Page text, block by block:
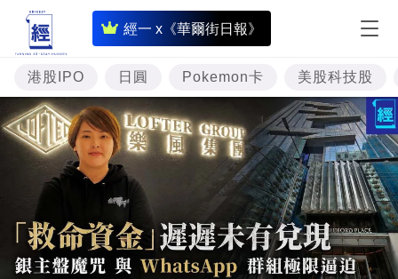
經一 x《華爾街日報》
即
時
財
經
專
題
資
樓
市
港股IPO 日圓 Pokemon卡 美股科技股